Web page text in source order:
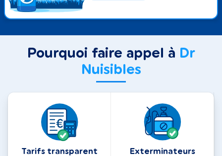
Pourquoi faire appel à Dr
Nuisibles
Tarifs transparent
Exterminateurs